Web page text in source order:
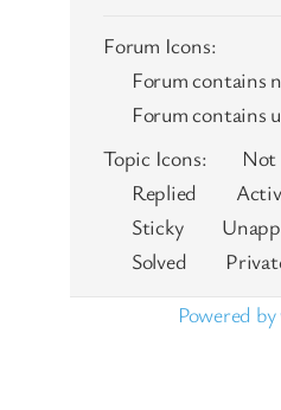
Forum Icons:
Forum contains
Forum contains
Topic Icons:
Not
Replied
Sticky
Solved
Powered